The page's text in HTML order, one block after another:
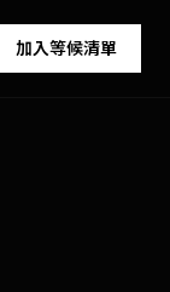
加入等候清單